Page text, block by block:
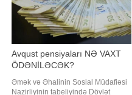
Avqust pensiyaları NƏ VAXT
ÖDƏNİLƏCƏK?
Əmək və Əhalinin Sosial Müdafiəsi
Nazirliyinin tabeliyində Dövlət